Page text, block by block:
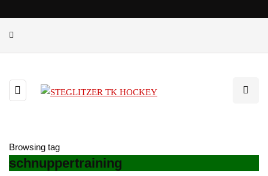
Browsing tag
schnuppertraining